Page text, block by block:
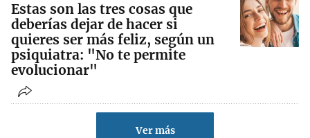
Estas son las tres cosas que
deberías dejar de hacer si
quieres ser más feliz, según un
psiquiatra: "No te permite
evolucionar"
Ver más